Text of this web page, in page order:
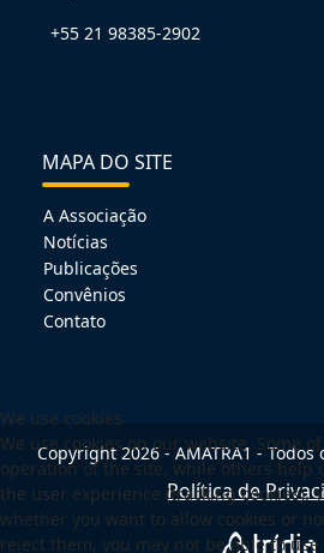
+55 21 98385-2902
MAPA DO SITE
A Associação
Notícias
Publicações
Convênios
Contato
Copyright 2026 - AMATRA1 -
Política de
We use cookies
We use cookies on our website. Some
operation of the site, while others help
the user experience (tracking cookies).
whether you want to allow cookies or
reject them, you may not be able to